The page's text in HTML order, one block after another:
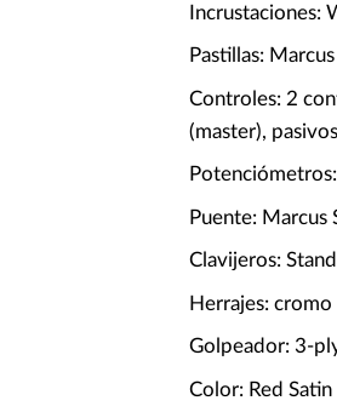
Incrustaciones:
Pastillas:
Controles: 2
(master), pasivos
Puente: Marcus
Clavijeros:
Herrajes: cromo
Golpeador: 3-
Color: Red Satin